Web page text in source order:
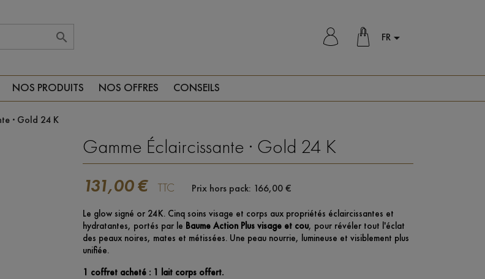
 FR
NOS PRODUITS NOS OFFRES CONSEILS
· Gold 24 K
Gamme Éclaircissante · Gold 24 K
131,00 € TTC Prix hors pack: 166,00 €
Le glow signé or 24K. Cinq soins visage et corps aux propriétés éclaircissantes et
hydratantes, portés par le Baume Action Plus visage et cou, pour révéler tout l'éclat
des peaux noires, mates et métissées. Une peau nourrie, lumineuse et visiblement plus
unifiée.
1 coffret acheté : 1 lait corps offert.